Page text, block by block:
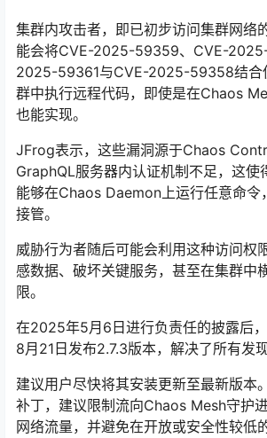
集群内攻击者，即已初步访问集群网络
能会将CVE-2025-59359、CVE-
2025-59361与CVE-2025-59358结合
群中执行远程代码，即使是在Chaos
也能实现。
JFrog表示，这些漏洞源于Chaos
GraphQL服务器内认证机制不足，这使
能够在Chaos Daemon上运行任意命令
接管。
威胁行为者随后可能会利用这种访问权
感数据、破坏关键服务，甚至在集群中
限。
在2025年5月6日进行负责任的披露后
8月21日发布2.7.3版本，解决了所有发现
建议用户尽快将其安装更新至最新版本
补丁，建议限制流向Chaos Mesh守护
网络流量，并避免在开放或安全性较低